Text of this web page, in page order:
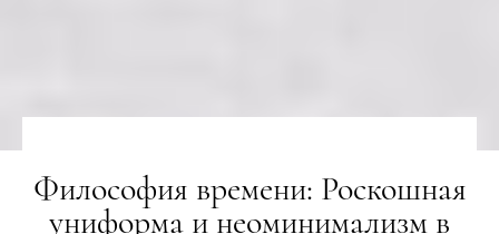
Философия времени: Роскошная
униформа и неоминимализм в